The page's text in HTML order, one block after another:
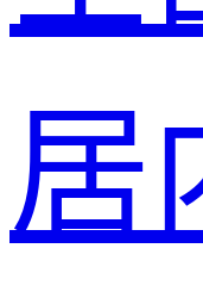
居